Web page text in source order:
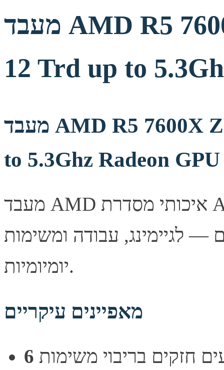
מעבד AMD R5 7600X ZEN4 AM5 6 Crs
12 Trd up to
מעבד AMD R5 7600X ZEN4 AM5 6 Crs 12 Trd up
to 5.3Ghz Radeon GPU
מעבד AMD איכותי מסדרת AMD Ryzen (ZEN4), המציע
— לגיימינג, עבודה ומשימות
יומיומיות.
מאפיינים עיקריים